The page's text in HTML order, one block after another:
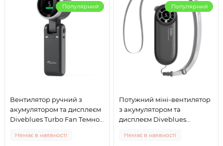
Популярний
Вентилятор ручний з
акумулятором та дисплеєм
Diveblues Turbo Fan Темно-
Немає в наявності
Популярний
Потужний міні-вентилятор
з акумулятором та
дисплеєм Diveblues
BK)
Немає в наявності